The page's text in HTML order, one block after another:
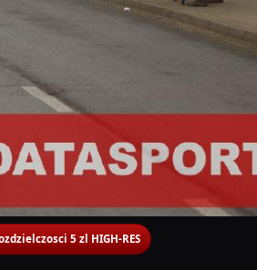
5 zl HIGH-RES